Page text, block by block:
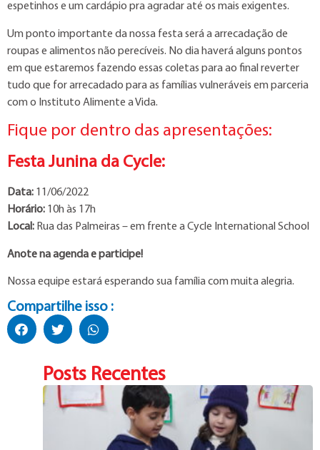
espetinhos e um cardápio pra agradar até os mais exigentes.
Um ponto importante da nossa festa será a arrecadação de
roupas e alimentos não perecíveis. No dia haverá alguns pontos
em que estaremos fazendo essas coletas para ao final reverter
tudo que for arrecadado para as famílias vulneráveis em parceria
com o Instituto Alimente a Vida.
Fique por dentro das apresentações:
Festa Junina da Cycle:
Data: 11/06/2022
Horário: 10h às 17h
Local: Rua das Palmeiras – em frente a Cycle International School
Anote na agenda e participe!
Nossa equipe estará esperando sua família com muita alegria.
Compartilhe isso :
Posts Recentes